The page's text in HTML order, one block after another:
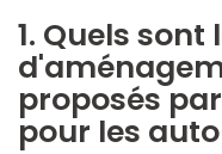
1. Quels sont
proposés
pour les